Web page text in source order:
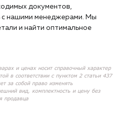
документов,
с нашими менеджерами. Мы
и найти оптимальное
и ценах носит справочный характер
в соответствии с пунктом 2 статьи 437
за собой право изменять
вид, комплектность и цену без
продавца